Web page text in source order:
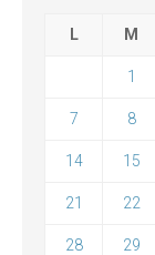
L M
1
7 8
14 15
21 22
28 29